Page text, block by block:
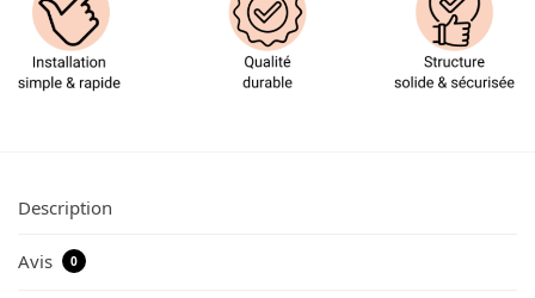
Description
Avis 0